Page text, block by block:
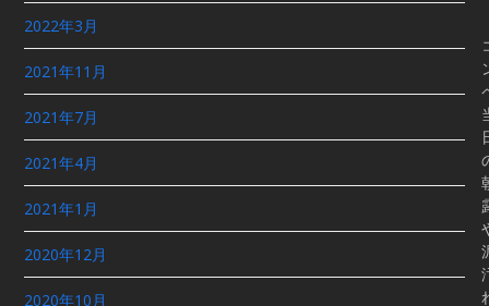
2022年3月
2021年11月
2021年7月
2021年4月
2021年1月
2020年12月
2020年10月